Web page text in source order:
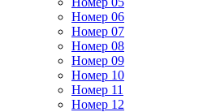
Номер 06
Номер 07
Номер 08
Номер 09
Номер 10
Номер 11
Номер 12